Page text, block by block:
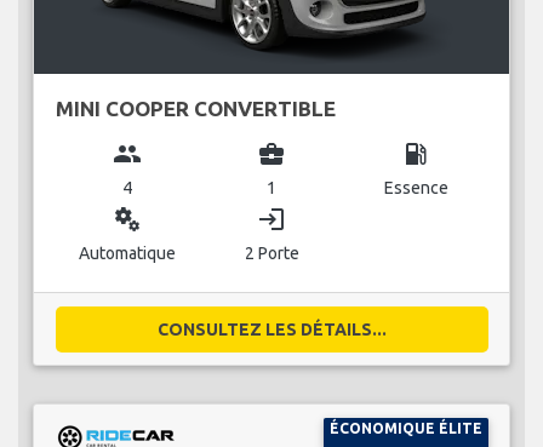
MINI COOPER CONVERTIBLE
group
4
business_center
1
local_gas_station
Essence
miscellaneous_services
Automatique
login
2 Porte
CONSULTEZ LES DÉTAILS...
ÉCONOMIQUE ÉLITE